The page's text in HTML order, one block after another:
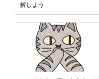
解しよう